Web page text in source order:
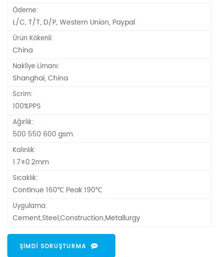
Ödeme:
L/C, T/T, D/P, Western Union, Paypal
Ürün Kökenli:
China
Nakliye Limanı:
Shanghai, China
Scrim:
100%PPS
Ağırlık:
500 550 600 gsm
Kalınlık:
1.7±0.2mm
Sıcaklık:
Continue 160℃ Peak 190℃
Uygulama:
Cement,Steel,Construction,Metallurgy
ŞIMDI SORUŞTURMA